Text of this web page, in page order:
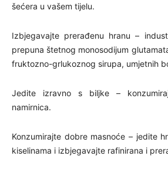
šećera u vašem tijelu.
Izbjegavajte prerađenu hranu –
prepuna štetnog monosodijum
fruktozno-grlukoznog sirupa, umjetnih
Jedite izravno s biljke –
namirnica.
Konzumirajte dobre masnoće – jedite
kiselinama i izbjegavajte rafinirana i